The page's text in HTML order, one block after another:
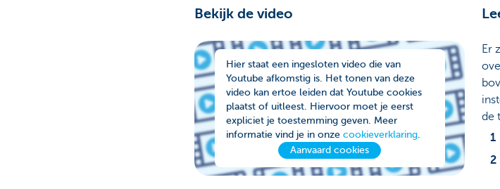
Bekijk de video
Hier staat een ingesloten video die van
Youtube afkomstig is. Het tonen van deze
video kan ertoe leiden dat Youtube cookies
plaatst of uitleest. Hiervoor moet je eerst
expliciet je toestemming geven. Meer
informatie vind je in onze cookieverklaring.
Aanvaard cookies
Er
de